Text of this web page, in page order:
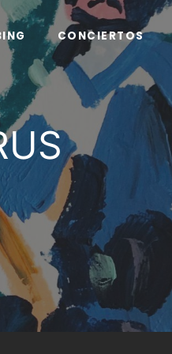
CONCIERTOS